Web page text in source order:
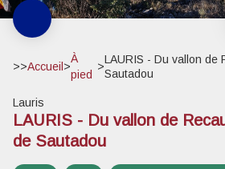
>>Accueil >
À
pied
>
LAURIS - Du vallon de
Sautadou
Lauris
LAURIS - Du vallon de
de Sautadou